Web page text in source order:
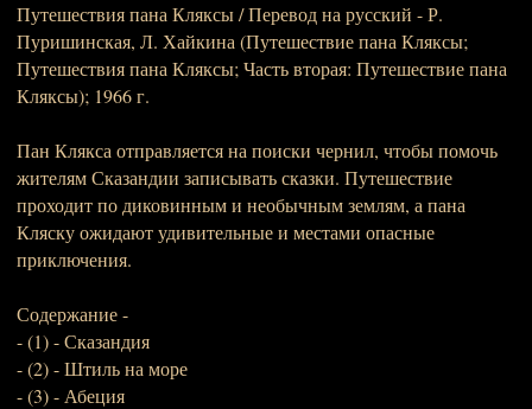
Путешествия пана Кляксы / Перевод на русский - Р.
Пуришинская, Л. Хайкина (Путешествие пана Кляксы;
Путешествия пана Кляксы; Часть вторая: Путешествие пана
Кляксы); 1966 г.
Пан Клякса отправляется на поиски чернил, чтобы помочь
жителям Сказандии записывать сказки. Путешествие
проходит по диковинным и необычным землям, а пана
Кляску ожидают удивительные и местами опасные
приключения.
Содержание -
- (1) - Сказандия
- (2) - Штиль на море
- (3) - Абеция